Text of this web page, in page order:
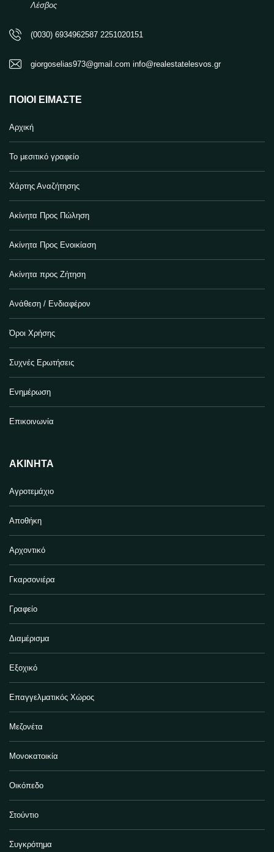
Λέσβος
(0030) 6934962587 2251020151
giorgoselias973@gmail.com info@realestatelesvos.gr
ΠΟΙΟΙ ΕΊΜΑΣΤΕ
Αρχική
Το μεσιτικό γραφείο
Χάρτης Αναζήτησης
Ακίνητα Προς Πώληση
Ακίνητα Προς Ενοικίαση
Ακίνητα προς Ζήτηση
Ανάθεση / Ενδιαφέρον
Όροι Χρήσης
Συχνές Ερωτήσεις
Ενημέρωση
Επικοινωνία
ΑΚΊΝΗΤΑ
Αγροτεμάχιο
Αποθήκη
Αρχοντικό
Γκαρσονιέρα
Γραφείο
Διαμέρισμα
Εξοχικό
Επαγγελματικός Χώρος
Μεζονέτα
Μονοκατοικία
Οικόπεδο
Στούντιο
Συγκρότημα